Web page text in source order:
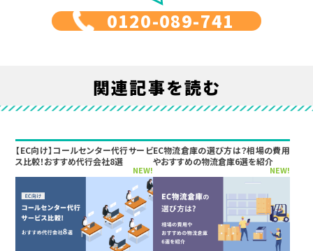
0120-089-741
関連記事を読む
【EC向け】コールセンター代行サービ
ス比較！おすすめ代行会社8選
NEW!
EC物流倉庫の選び方は？相場の費用
やおすすめの物流倉庫6選を紹介
NEW!